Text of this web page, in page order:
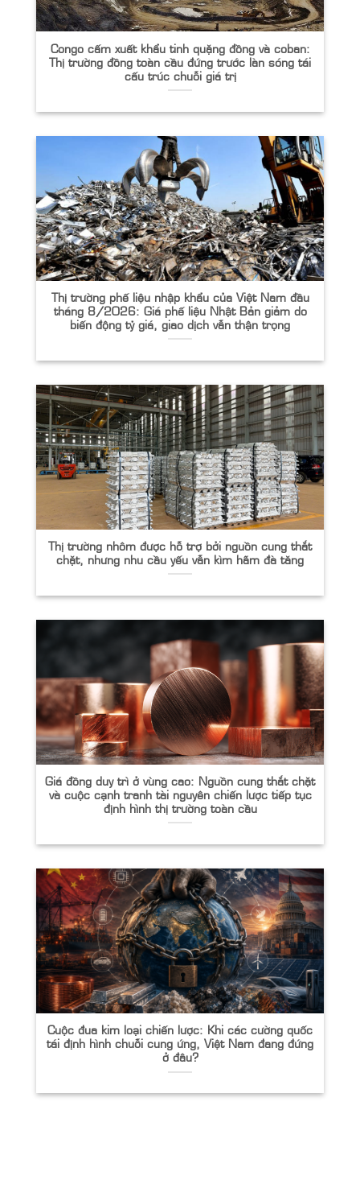
Congo cấm xuất khẩu tinh quặng đồng và coban:
Thị trường đồng toàn cầu đứng trước làn sóng tái
cấu trúc chuỗi giá trị
Thị trường phế liệu nhập khẩu của Việt Nam đầu
tháng 8/2026: Giá phế liệu Nhật Bản giảm do
biến động tỷ giá, giao dịch vẫn thận trọng
Thị trường nhôm được hỗ trợ bởi nguồn cung thắt
chặt, nhưng nhu cầu yếu vẫn kìm hãm đà tăng
Giá đồng duy trì ở vùng cao: Nguồn cung thắt chặt
và cuộc cạnh tranh tài nguyên chiến lược tiếp tục
định hình thị trường toàn cầu
Cuộc đua kim loại chiến lược: Khi các cường quốc
tái định hình chuỗi cung ứng, Việt Nam đang đứng
ở đâu?